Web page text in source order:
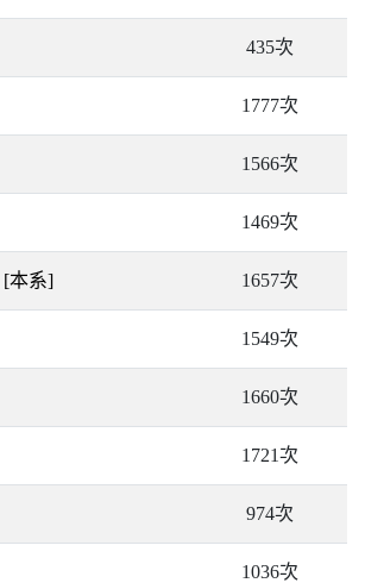
435次
1777次
1566次
1469次
[本系] 1657次
1549次
1660次
1721次
974次
1036次